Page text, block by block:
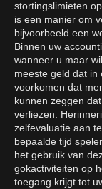
stortingslimieten
is een manier om
bijvoorbeeld een
Binnen uw
wanneer u maar
meeste geld dat in
voorkomen dat
kunnen zeggen
verliezen.
zelfevaluatie aan
bepaalde tijd
het gebruik van
gokactiviteiten op
toegang krijgt tot